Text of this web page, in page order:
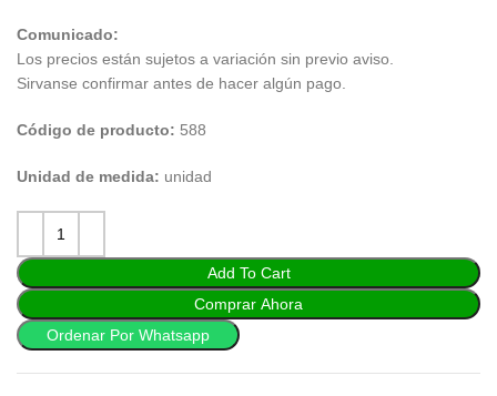
Comunicado:
Los precios están sujetos a variación sin previo aviso.
Sirvanse confirmar antes de hacer algún pago.
Código de producto: 588
Unidad de medida: unidad
Add To Cart
Comprar Ahora
Ordenar Por Whatsapp